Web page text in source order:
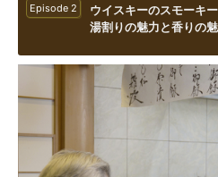
Episode 2
ウイスキーのスモーキ
湯割りの魅力と香りの